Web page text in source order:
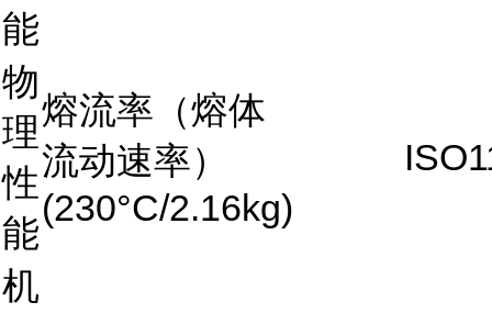
能
物
理
性
能
熔流率（熔体
流动速率）
(230°C/2.16kg)
机